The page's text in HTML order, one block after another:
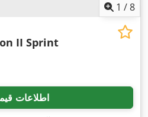
1 /8
II Sprint
اطلاعات